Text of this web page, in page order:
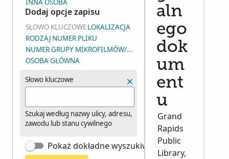
INNA OSOBA
Dodaj opcje zapisu
SŁOWO KLUCZOWELOKALIZACJA
RODZAJ NUMER PLIKU
NUMER GRUPY MIKROFILMÓW/MIKROFISZ/ZDJĘĆ (DGS)
OSOBA GŁÓWNA
Słowo kluczowe
Szukaj według nazwy ulicy, adresu,
zawodu lub stanu cywilnego
Pokaż dokładne wyszukiwanie
aln
ego
dok
um
ent
u
Grand
Rapids
Public
Library,